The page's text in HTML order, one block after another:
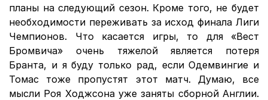
планы на следующий сезон. Кроме того, не будет
необходимости переживать за исход финала Лиги
Чемпионов. Что касается игры, то для «Вест
Бромвича» очень тяжелой является потеря
Бранта, и я буду только рад, если Одемвингие и
Томас тоже пропустят этот матч. Думаю, все
мысли Роя Ходжсона уже заняты сборной Англии.